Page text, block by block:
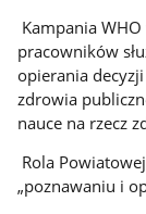
Kampania
pracowników
opierania
zdrowia
nauce na rzecz
Rola
„poznawaniu i